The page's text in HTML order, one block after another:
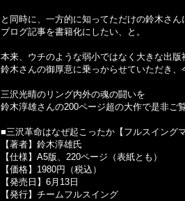
と同時に、一方的に知ってただけの鈴木さ
ブログ記事を書籍化にしたい、と。
本来、ウチのような弱小ではなく大きな出版
鈴木さんの御厚意に乗っからせていただき、
三沢光晴のリング内外の魂の闘いを
鈴木淳雄さんの200ページ超の大作で是非ご
■三沢革命はなぜ起こったか【フルスイング
【著者】鈴木淳雄氏
【仕様】A5版、220ページ（表紙とも）
【価格】1980円（税込）
【発売日】6月13日
【発行】チームフルスイング